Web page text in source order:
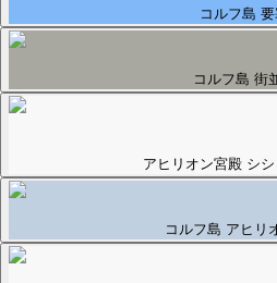
コルフ島
コルフ島 街
アヒリオン宮殿 シ
コルフ島 アヒリ